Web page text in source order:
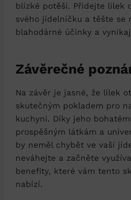
blízké potěší. Přidejte lilek
svého jídelníčku a těšte se
blahodárné účinky a
Závěrečné
Na závěr je jasné, že lilek
skutečným pokladem pro
kuchyni. Díky jeho
prospěšným látkám a
by neměl chybět ve vaší
neváhejte a začněte
benefity, které vám tento
nabízí.